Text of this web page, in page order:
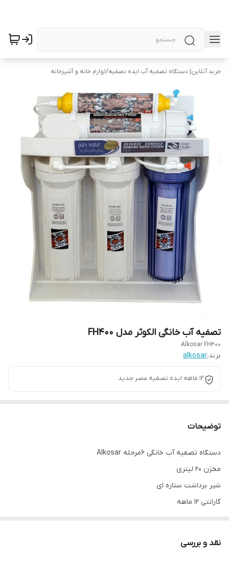
خرید آنلاین| دستگاه تصفیه آب ایده تصفیه/لوازم خانه و آشپزخانه
تصفیه آب خانگی الکوثر مدل FH400
Alkosar FH400
برند:alkosar
12 ماهه ایده تصفیه عصر جدید
توضیحات
دستگاه تصفیه آب خانگی 6مرحله Alkosar
مخزن 20 لیتری
شیر برداشت ستاره ای
گارانتی 12 ماهه
با کلیه لوازم نصب شامل آچار، شیر ورودی، شلنگ و..........
نقد و بررسی